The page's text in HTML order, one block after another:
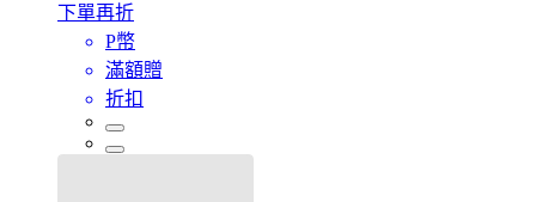
下單再折
P幣
滿額贈
折扣